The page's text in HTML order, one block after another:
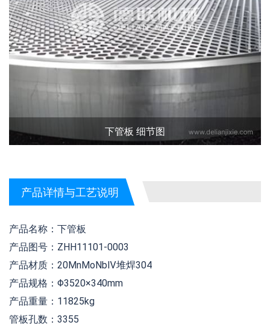
下管板 细节图
产品详情与工艺说明
产品名称：下管板
产品图号：ZHH11101-0003
产品材质：20MnMoNbⅣ堆焊304
产品规格：Φ3520×340mm
产品重量：11825kg
管板孔数：3355